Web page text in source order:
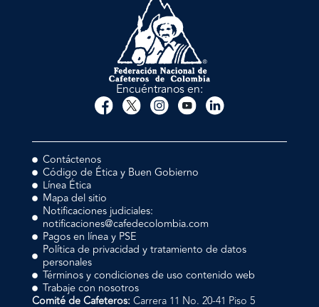
Encuéntranos en:
Contáctenos
Código de Ética y Buen Gobierno
Línea Ética
Mapa del sitio
Notificaciones judiciales:
notificaciones@cafedecolombia.com
Pagos en línea y PSE
Política de privacidad y tratamiento de datos
personales
Términos y condiciones de uso contenido web
Trabaje con nosotros
Comité de Cafeteros: Carrera 11 No. 20-41 Piso 5